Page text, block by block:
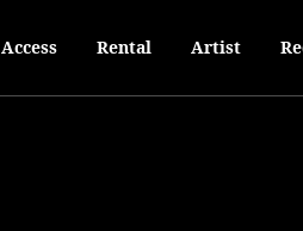
Access Rental Artist